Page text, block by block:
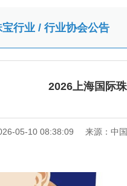
宝行业 / 行业协会公告
2026上海国际
05-10 08:38:09 来源：中